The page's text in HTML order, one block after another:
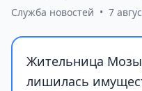
Служба новостей • 7
Жительница
лишилась